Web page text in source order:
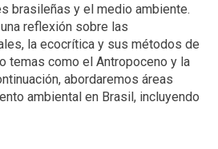
brasileñas y el medio ambiente.
reflexión sobre las
la ecocrítica y sus métodos de
temas como el Antropoceno y la
abordaremos áreas
ambiental en Brasil, incluyendo